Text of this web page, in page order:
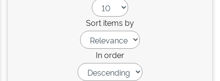
Sort items by
In order